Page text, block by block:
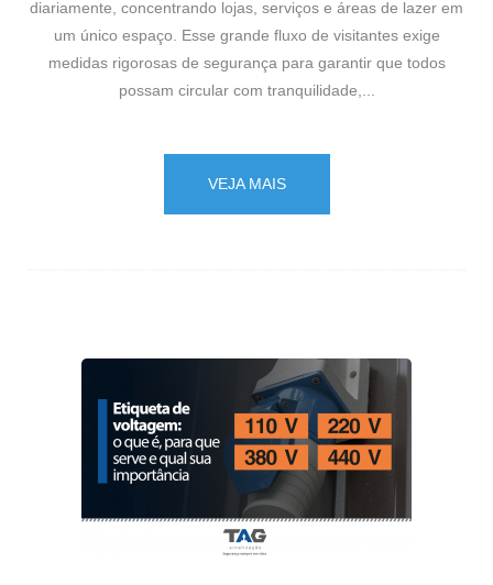
diariamente, concentrando lojas, serviços e áreas de lazer em
um único espaço. Esse grande fluxo de visitantes exige
medidas rigorosas de segurança para garantir que todos
possam circular com tranquilidade,...
VEJA MAIS